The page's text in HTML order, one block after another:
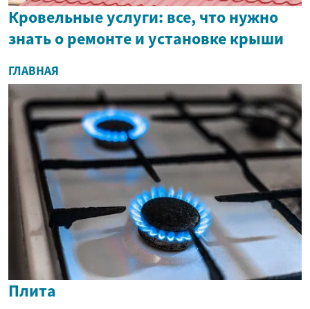
Кровельные услуги: все, что нужно
знать о ремонте и установке крыши
ГЛАВНАЯ
Плита